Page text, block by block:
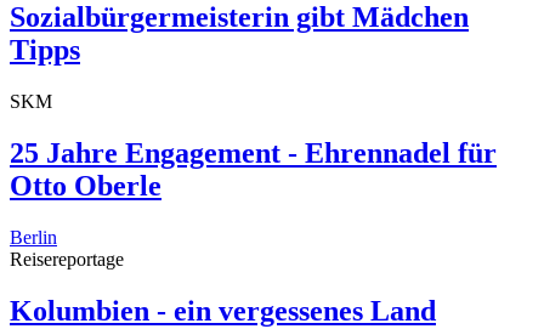
Sozialbürgermeisterin gibt Mädchen
Tipps
SKM
25 Jahre Engagement - Ehrennadel für
Otto Oberle
Berlin
Reisereportage
Kolumbien - ein vergessenes Land